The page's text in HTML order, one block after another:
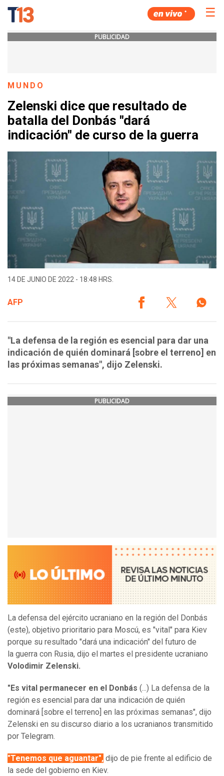
☰
PUBLICIDAD
MUNDO
Zelenski dice que resultado de
batalla del Donbás "dará
indicación" de curso de la guerra
14 DE JUNIO DE 2022 - 18:48 HRS.
AFP
"La defensa de la región es esencial para dar una
indicación de quién dominará [sobre el terreno] en
las próximas semanas", dijo Zelenski.
PUBLICIDAD
La defensa del ejército ucraniano en la región del Donbás
(este), objetivo prioritario para Moscú, es "vital" para Kiev
porque su resultado "dará una indicación" del futuro de
la guerra con Rusia, dijo el martes el presidente ucraniano
Volodimir Zelenski.
"Es vital permanecer en el Donbás (...) La defensa de la
región es esencial para dar una indicación de quién
dominará [sobre el terreno] en las próximas semanas", dijo
Zelenski en su discurso diario a los ucranianos transmitido
por Telegram.
"Tenemos que aguantar", dijo de pie frente al edificio de
la sede del gobierno en Kiev.